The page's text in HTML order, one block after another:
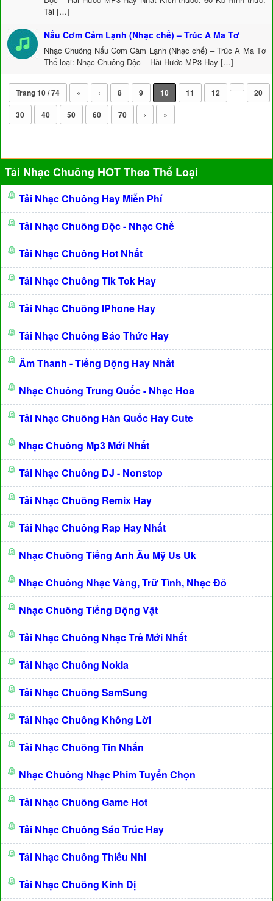
Tải […]
Nấu Cơm Cảm Lạnh (Nhạc chế) – Trúc A Ma Tơ
Nhạc Chuông Nấu Cơm Cảm Lạnh (Nhạc chế) – Trúc A Ma Tơ
Thể loại: Nhạc Chuông Độc – Hài Hước MP3 Hay […]
Trang 10 / 74 « ‹ 8 9 10 11 12
20
30
40 50 60 70 › »
Tải Nhạc Chuông HOT Theo Thể Loại
Tải Nhạc Chuông Hay Miễn Phí
Tải Nhạc Chuông Độc - Nhạc Chế
Tải Nhạc Chuông Hot Nhất
Tải Nhạc Chuông Tik Tok Hay
Tải Nhạc Chuông IPhone Hay
Tải Nhạc Chuông Báo Thức Hay
Âm Thanh - Tiếng Động Hay Nhất
Nhạc Chuông Trung Quốc - Nhạc Hoa
Tải Nhạc Chuông Hàn Quốc Hay Cute
Nhạc Chuông Mp3 Mới Nhất
Tải Nhạc Chuông DJ - Nonstop
Tải Nhạc Chuông Remix Hay
Tải Nhạc Chuông Rap Hay Nhất
Nhạc Chuông Tiếng Anh Âu Mỹ Us Uk
Nhạc Chuông Nhạc Vàng, Trữ Tình, Nhạc Đỏ
Nhạc Chuông Tiếng Động Vật
Tải Nhạc Chuông Nhạc Trẻ Mới Nhất
Tải Nhạc Chuông Nokia
Tải Nhạc Chuông SamSung
Tải Nhạc Chuông Không Lời
Tải Nhạc Chuông Tin Nhắn
Nhạc Chuông Nhạc Phim Tuyển Chọn
Tải Nhạc Chuông Game Hot
Tải Nhạc Chuông Sáo Trúc Hay
Tải Nhạc Chuông Thiếu Nhi
Tải Nhạc Chuông Kinh Dị